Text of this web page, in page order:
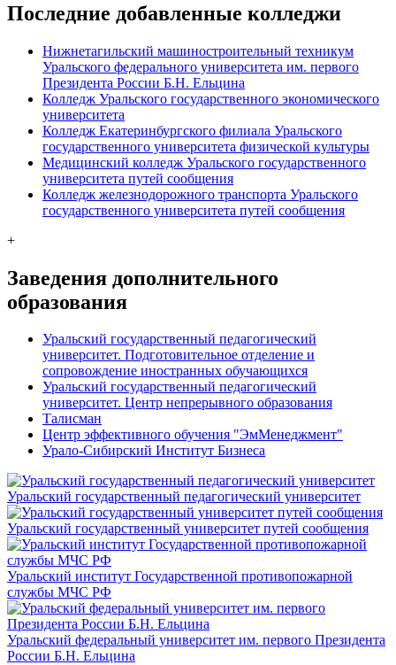
Последние добавленные колледжи
Нижнетагильский машиностроительный техникум
Уральского федерального университета им. первого
Президента России Б.Н. Ельцина
Колледж Уральского государственного экономического
университета
Колледж Екатеринбургского филиала Уральского
государственного университета физической культуры
Медицинский колледж Уральского государственного
университета путей сообщения
Колледж железнодорожного транспорта Уральского
государственного университета путей сообщения
+
Заведения дополнительного
образования
Уральский государственный педагогический
университет. Подготовительное отделение и
сопровождение иностранных обучающихся
Уральский государственный педагогический
университет. Центр непрерывного образования
Талисман
Центр эффективного обучения "ЭмМенеджмент"
Урало-Сибирский Институт Бизнеса
Уральский государственный педагогический университет
Уральский государственный университет путей сообщения
Уральский институт Государственной противопожарной
службы МЧС РФ
Уральский федеральный университет им. первого Президента
России Б.Н. Ельцина